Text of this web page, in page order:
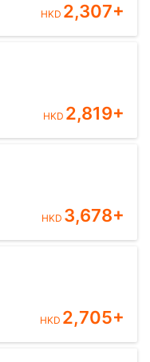
HKD 2,307+
HKD 2,819+
HKD 3,678+
HKD 2,705+